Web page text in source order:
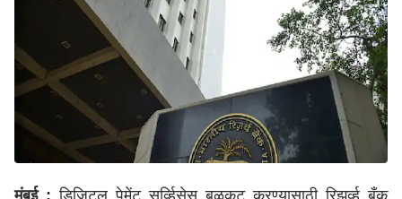
मुंबई : डिजिटल पेमेंट सर्व्हिसेस बळकट करण्यासाठी रिझर्व्ह बँक